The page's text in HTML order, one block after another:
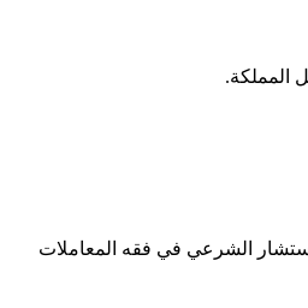
المملكة.
الشرعي في فقه المعاملات